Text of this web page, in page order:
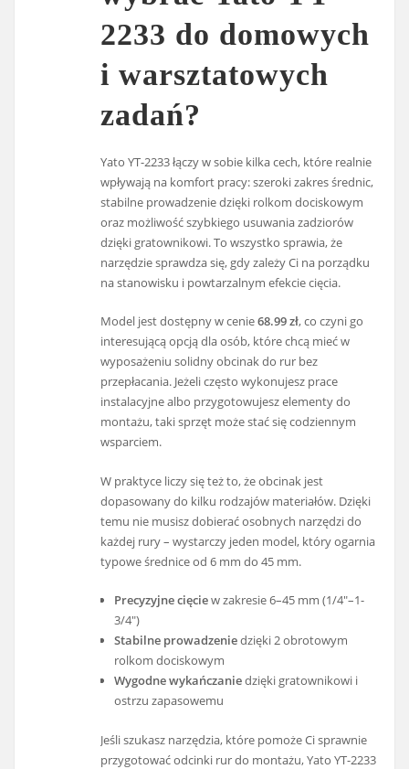
2233 do domowych
i warsztatowych
zadań?
Yato YT-2233 łączy w sobie kilka cech, które realnie
wpływają na komfort pracy: szeroki zakres średnic,
stabilne prowadzenie dzięki rolkom dociskowym
oraz możliwość szybkiego usuwania zadziorów
dzięki gratownikowi. To wszystko sprawia, że
narzędzie sprawdza się, gdy zależy Ci na porządku
na stanowisku i powtarzalnym efekcie cięcia.
Model jest dostępny w cenie68.99 zł, co czyni go
interesującą opcją dla osób, które chcą mieć w
wyposażeniu solidny obcinak do rur bez
przepłacania. Jeżeli często wykonujesz prace
instalacyjne albo przygotowujesz elementy do
montażu, taki sprzęt może stać się codziennym
wsparciem.
W praktyce liczy się też to, że obcinak jest
dopasowany do kilku rodzajów materiałów. Dzięki
temu nie musisz dobierać osobnych narzędzi do
każdej rury – wystarczy jeden model, który ogarnia
typowe średnice od 6 mm do 45 mm.
Precyzyjne cięciew zakresie 6–45 mm (1/4"–1-
3/4")
Stabilne prowadzeniedzięki 2 obrotowym
rolkom dociskowym
Wygodne wykańczaniedzięki gratownikowi i
ostrzu zapasowemu
Jeśli szukasz narzędzia, które pomoże Ci sprawnie
przygotować odcinki rur do montażu, Yato YT-2233